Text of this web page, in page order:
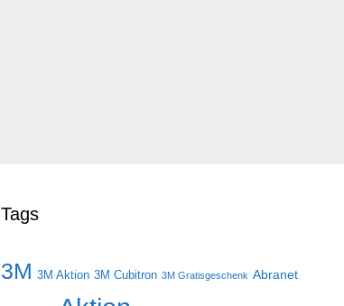
Tags
3M 3M Aktion 3M Cubitron 3M Gratisgeschenk Abranet